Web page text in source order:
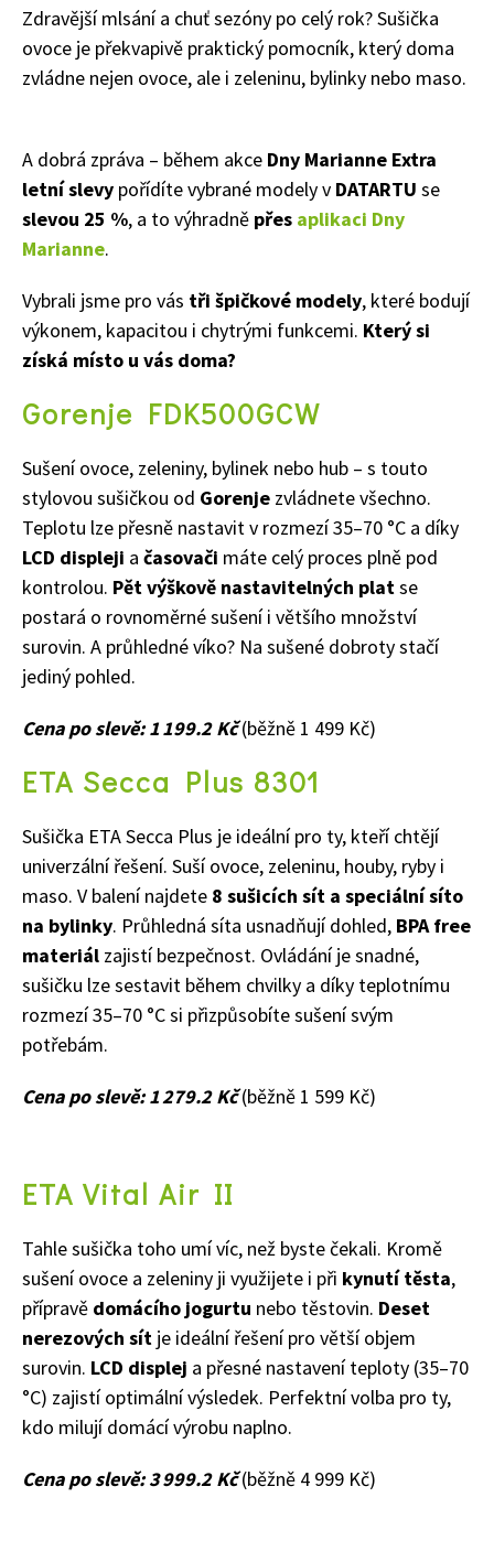
Zdravější mlsání a chuť sezóny po celý rok? Sušička
ovoce je překvapivě praktický pomocník, který doma
zvládne nejen ovoce, ale i zeleninu, bylinky nebo maso.
A dobrá zpráva – během akce Dny Marianne Extra
letní slevy pořídíte vybrané modely v DATARTU se
slevou 25 %, a to výhradně přes aplikaci Dny
Marianne.
Vybrali jsme pro vás tři špičkové modely, které bodují
výkonem, kapacitou i chytrými funkcemi. Který si
získá místo u vás doma?
Gorenje FDK500GCW
Sušení ovoce, zeleniny, bylinek nebo hub – s touto
stylovou sušičkou od Gorenje zvládnete všechno.
Teplotu lze přesně nastavit v rozmezí 35–70 °C a díky
LCD displeji a časovači máte celý proces plně pod
kontrolou. Pět výškově nastavitelných plat se
postará o rovnoměrné sušení i většího množství
surovin. A průhledné víko? Na sušené dobroty stačí
jediný pohled.
Cena po slevě: 1 199.2 Kč(běžně 1 499 Kč)
ETA Secca Plus 8301
Sušička ETA Secca Plus je ideální pro ty, kteří chtějí
univerzální řešení. Suší ovoce, zeleninu, houby, ryby i
maso. V balení najdete 8 sušicích sít a speciální síto
na bylinky. Průhledná síta usnadňují dohled, BPA free
materiál zajistí bezpečnost. Ovládání je snadné,
sušičku lze sestavit během chvilky a díky teplotnímu
rozmezí 35–70 °C si přizpůsobíte sušení svým
potřebám.
Cena po slevě: 1 279.2 Kč(běžně 1 599 Kč)
ETA Vital Air II
Tahle sušička toho umí víc, než byste čekali. Kromě
sušení ovoce a zeleniny ji využijete i při kynutí těsta,
přípravě domácího jogurtu nebo těstovin. Deset
nerezových sít je ideální řešení pro větší objem
surovin. LCD displej a přesné nastavení teploty (35–70
°C) zajistí optimální výsledek. Perfektní volba pro ty,
kdo milují domácí výrobu naplno.
Cena po slevě: 3 999.2 Kč(běžně 4 999 Kč)